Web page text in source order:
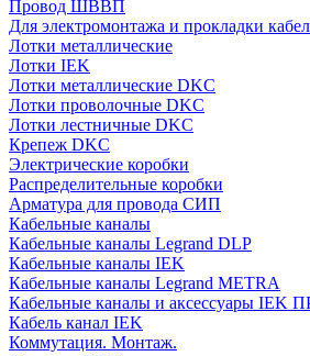
Провод ШВВП
Для электромонтажа и прокладки
Лотки металлические
Лотки IEK
Лотки металлические DKC
Лотки проволочные DKC
Лотки лестничные DKC
Крепеж DKC
Электрические коробки
Распределительные коробки
Арматура для провода СИП
Кабельные каналы
Кабельные каналы Legrand DLP
Кабельные каналы IEK
Кабельные каналы Legrand METRA
Кабельные каналы и аксессуары IEK
Кабель канал IEK
Коммутация. Монтаж.